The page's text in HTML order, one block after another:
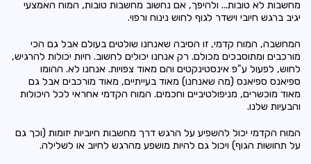
מחשבות לא טובות... ולהיפך, אם נחשוב מחשבות טובות, המוח האמצעי
יגיב ברגש חיובי וישדר לגוף לחוש נינוח ורפוי.
המחשבה, המוח קדמי, זו הסיבה שאנחנו שולטים בעולם אבל גם הכי
מורכבים ומתוסבכים מכולם. רק אנחנו יכולים לחשוב. חיות יכולות להרגיש,
לחוש, לפעול ע"פ אינסטינקטים והם מאוד צפויות. אנחנו לא. ההומו
ספיאנס ספיאנס (מה שאנחנו) מאוד בעייתיים, מאוד מורכבים אבל גם
מאוד מוכשרים, מניפולטיביים וחכמים. המוח הקדמי אחראי לכל היכולות
והבעיות שלנו.
המוח הקדמי יכול להשפיע על הרגש דרך מחשבות חיוביות יזומות (וכך גם
על תחושות הגוף) ויכול גם להיות מושפע מהרגש לחיוב או לשלילה.